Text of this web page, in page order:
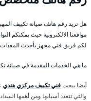
هل تريد رقم هاتف صيانة تكييف
مواقعنا الالكترونية حيث يمكنكم
لكم فريق فني مجهز بأحدث المعدات
ما هي الخدمات المقدمة في صيانة
أيضا يبحثفني تكييف مركزي هندي
والتي تتعدد أسبابها ومن أهمها